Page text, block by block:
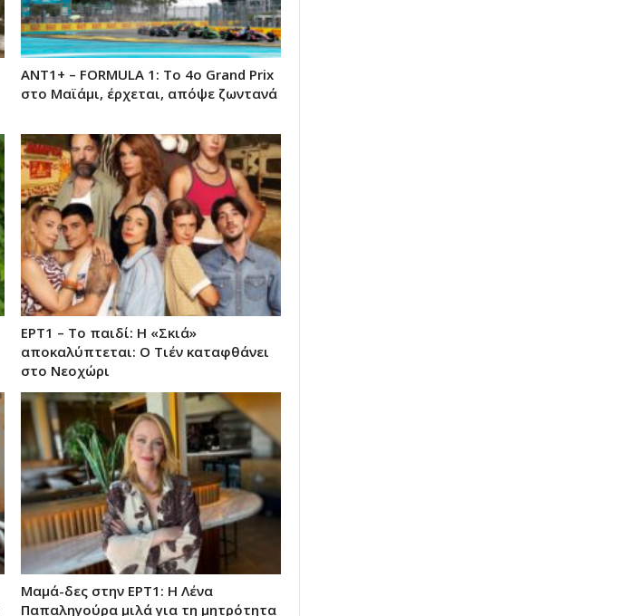
ΑΝΤ1+ – FORMULA 1: Το 4ο Grand Prix
στο Μαϊάμι, έρχεται, απόψε ζωντανά
ΕΡΤ1 – Το παιδί: Η «Σκιά»
αποκαλύπτεται: Ο Τιέν καταφθάνει
στο Νεοχώρι
Μαμά-δες στην ΕΡΤ1: Η Λένα
Παπαληγούρα μιλά για τη μητρότητα